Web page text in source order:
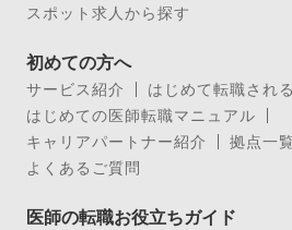
スポット求人から探す
初めての方へ
サービス紹介
はじめて転職され
はじめての医師転職マニュアル
キャリアパートナー紹介
拠点一覧
よくあるご質問
医師の転職お役立ちガイド